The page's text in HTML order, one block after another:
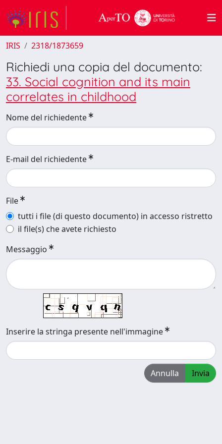
IRIS 2318/1873659
Richiedi una copia del documento:
33. Social cognition and its main
correlates in childhood
Nome del richiedente
E-mail del richiedente
File
tutti i file (di questo documento) in accesso ristretto
il file(s) che avete richiesto
Messaggio
Inserire la stringa presente nell'immagine
Annulla Invia